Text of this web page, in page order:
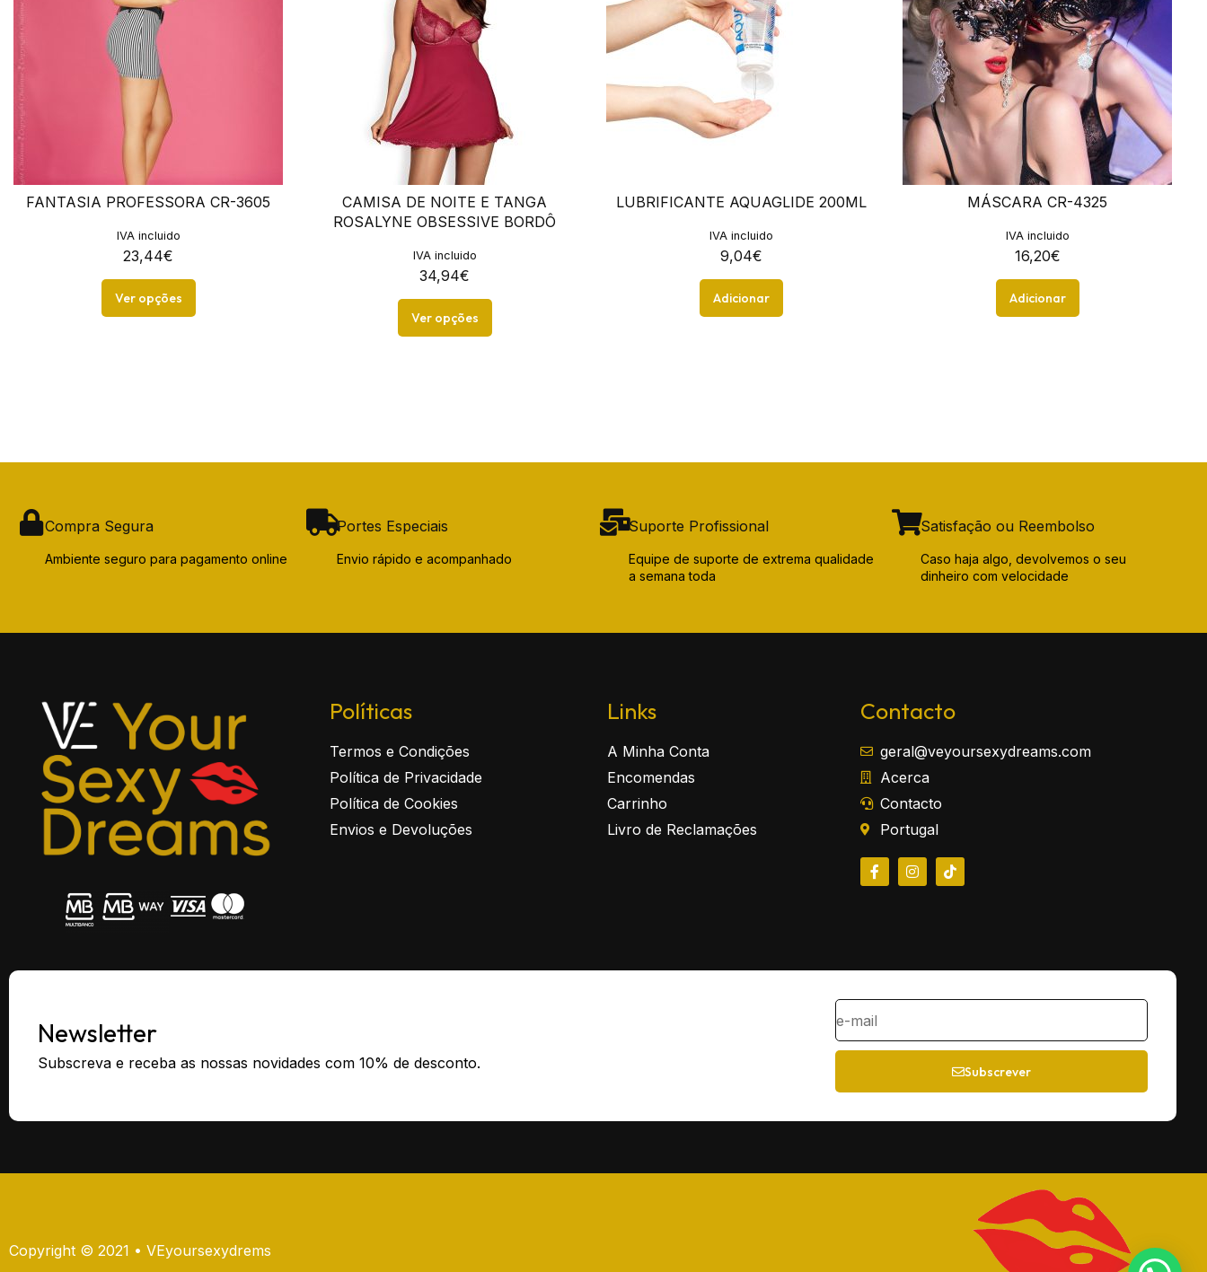
FANTASIA PROFESSORA CR-3605
23,44€
IVA incluido
Ver opções
CAMISA DE NOITE E TANGA
ROSALYNE OBSESSIVE BORDÔ
34,94€
IVA incluido
Ver opções
LUBRIFICANTE AQUAGLIDE 200ML
9,04€
IVA incluido
Adicionar
MÁSCARA CR-4325
16,20€
IVA incluido
Adicionar
Compra Segura
Ambiente seguro para pagamento online
Portes Especiais
Envio rápido e acompanhado
Suporte Profissional
Equipe de suporte de extrema qualidade
a semana toda
Satisfação ou Reembolso
Caso haja algo, devolvemos o seu
dinheiro com velocidade
Políticas
Termos e Condições
Política de Privacidade
Política de Cookies
Envios e Devoluções
Links
A Minha Conta
Encomendas
Carrinho
Livro de Reclamações
Contacto
geral@veyoursexydreams.com
Acerca
Contacto
Portugal
Newsletter
Subscreva e receba as nossas novidades com 10% de desconto. Subscrever
Copyright © 2021 • VEyoursexydrems